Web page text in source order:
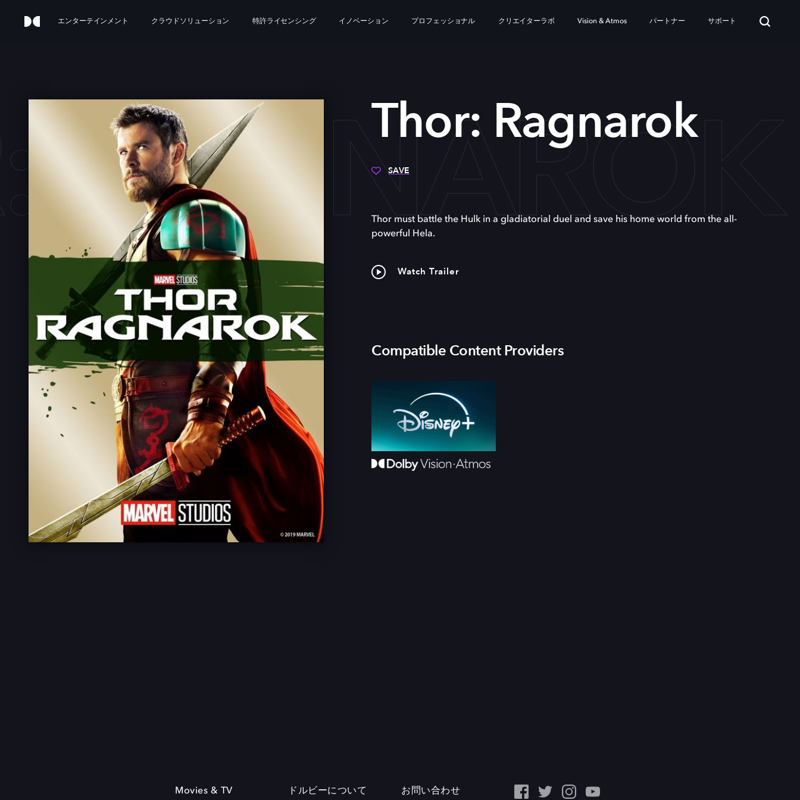
エンターテインメント クラウドソリューション 特許ライセンシング イノベーション プロフェッショナル クリエイターラボ Vision & Atmos パートナー サポート
RAGNAROK
Thor: Ragnarok
SAVE
Thor must battle the Hulk in a gladiatorial duel and save his home world from the all-
powerful Hela.
Watch Trailer
Compatible Content Providers
Movies & TV ドルビーについて お問い合わせ